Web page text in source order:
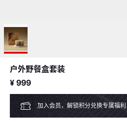
户外野餐盒套装
¥ 999
加入会员，解锁积分兑换专属福利